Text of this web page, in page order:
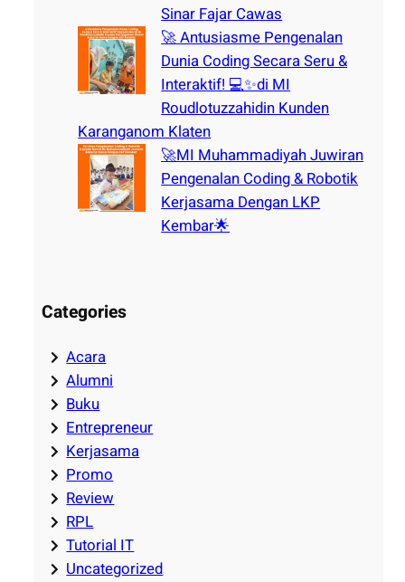
Sinar Fajar Cawas
🚀 Antusiasme Pengenalan
Dunia Coding Secara Seru &
Interaktif! 💻✨di MI
Roudlotuzzahidin Kunden
Karanganom Klaten
🚀MI Muhammadiyah Juwiran
Pengenalan Coding & Robotik
Kerjasama Dengan LKP
Kembar🌟
Categories
Acara
Alumni
Buku
Entrepreneur
Kerjasama
Promo
Review
RPL
Tutorial IT
Uncategorized